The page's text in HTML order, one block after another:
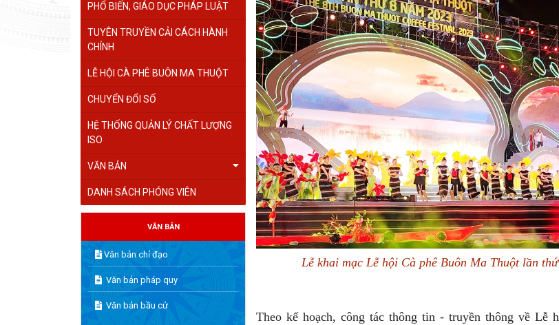
PHỔ BIẾN, GIÁO DỤC PHÁP LUẬT
TUYÊN TRUYỀN CẢI CÁCH HÀNH
CHÍNH
LỄ HỘI CÀ PHÊ BUÔN MA THUỘT
CHUYỂN ĐỔI SỐ
HỆ THỐNG QUẢN LÝ CHẤT LƯỢNG
ISO
VĂN BẢN
DANH SÁCH PHÓNG VIÊN
VĂN BẢN
Văn bản chỉ đạo
Văn bản pháp quy
Văn bản bầu cử
Lễ khai mạc Lễ hội Cà phê Buôn Ma Thuột lần
Theo kế hoạch, công tác thông tin - truyền thông về Lễ